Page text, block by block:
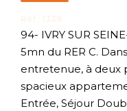
94- IVRY SUR
5mn du RER C.
entretenue, à deux
spacieux
Entrée, Séjour